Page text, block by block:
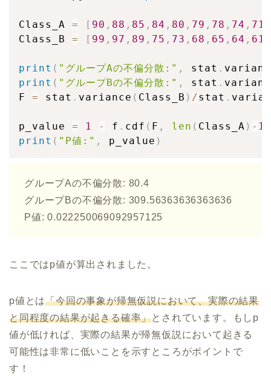
Class_A = [ 90 , 88 , 85 , 84 , 80 , 79 , 78 , 74 , 71
Class_B = [ 99 , 97 , 89 , 75 , 73 , 68 , 65 , 64 , 61
print ( "グループAの不偏分散:" , stat .
print ( "グループBの不偏分散:" , stat .
F = stat . variance ( Class_B ) /stat .
p_value = 1 - f . cdf ( F , len ( Class_A ) - 1
print ( "P値:" , p_value )
グループAの不偏分散: 80.4
グループBの不偏分散: 309.56363636363636
P値: 0.022250069092957125
ここではp値が算出されました。
p値とは「今回の事象が帰無仮説において、実際の結果
と同程度の結果が起きる確率」とされています。もしp
値が低ければ、実際の結果が帰無仮説において起きる
可能性は非常に低いことを示すところがポイントで
す！